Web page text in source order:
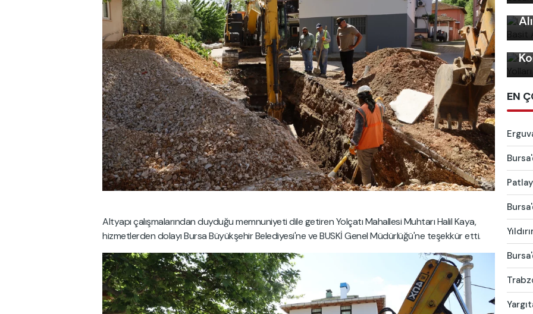
Altyapı çalışmalarından duyduğu memnuniyeti dile getiren Yolçatı Mahallesi Muhtarı Halil Kaya,
hizmetlerden dolayı Bursa Büyükşehir Belediyesi'ne ve BUSKİ Genel Müdürlüğü'ne teşekkür etti.
EN